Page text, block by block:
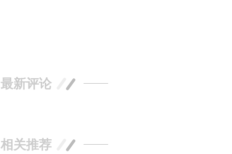
最新评论
相关推荐